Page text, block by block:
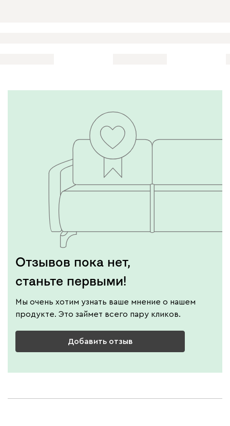
Отзывов пока нет,
станьте первыми!
Мы очень хотим узнать ваше мнение о нашем
продукте. Это займет всего пару кликов.
Добавить отзыв